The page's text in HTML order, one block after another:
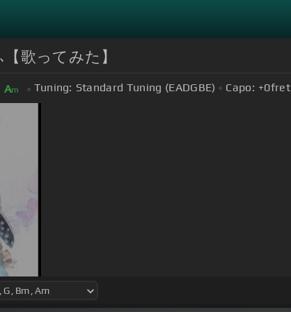
歌ってみた】
Am Tuning: Standard Tuning (EADGBE) Capo: +0fret